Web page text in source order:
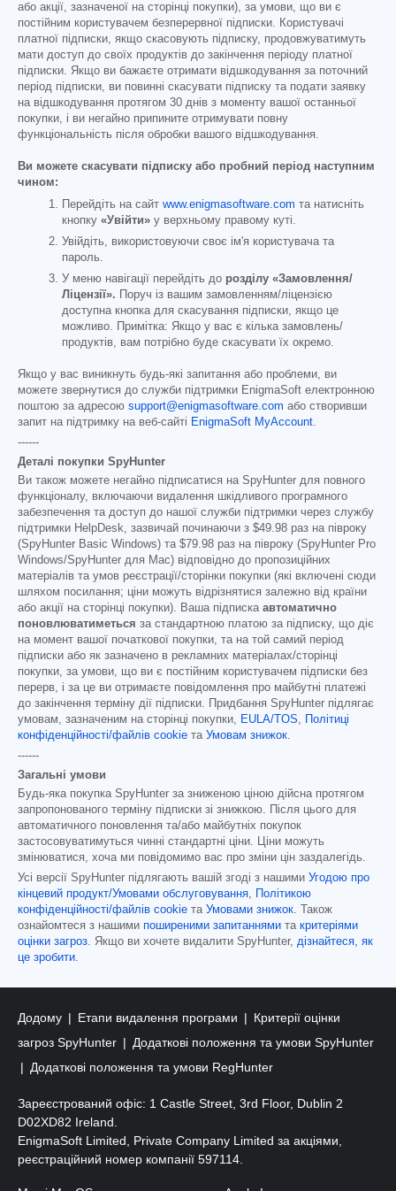
або акції, зазначеної на сторінці покупки), за умови, що ви є
постійним користувачем безперервної підписки. Користувачі
платної підписки, якщо скасовують підписку, продовжуватимуть
мати доступ до своїх продуктів до закінчення періоду платної
підписки. Якщо ви бажаєте отримати відшкодування за поточний
період підписки, ви повинні скасувати підписку та подати заявку
на відшкодування протягом 30 днів з моменту вашої останньої
покупки, і ви негайно припините отримувати повну
функціональність після обробки вашого відшкодування.
Ви можете скасувати підписку або пробний період наступним
чином:
Перейдіть на сайт www.enigmasoftware.com та натисніть
кнопку «Увійти» у верхньому правому куті.
Увійдіть, використовуючи своє ім'я користувача та
пароль.
У меню навігації перейдіть до розділу «Замовлення/
Ліцензії». Поруч із вашим замовленням/ліцензією
доступна кнопка для скасування підписки, якщо це
можливо. Примітка: Якщо у вас є кілька замовлень/
продуктів, вам потрібно буде скасувати їх окремо.
Якщо у вас виникнуть будь-які запитання або проблеми, ви
можете звернутися до служби підтримки EnigmaSoft електронною
поштою за адресою support@enigmasoftware.com або створивши
запит на підтримку на веб-сайті EnigmaSoft MyAccount.
------
Деталі покупки SpyHunter
Ви також можете негайно підписатися на SpyHunter для повного
функціоналу, включаючи видалення шкідливого програмного
забезпечення та доступ до нашої служби підтримки через службу
підтримки HelpDesk, зазвичай починаючи з $49.98 раз на півроку
(SpyHunter Basic Windows) та $79.98 раз на півроку (SpyHunter Pro
Windows/SpyHunter для Mac) відповідно до пропозиційних
матеріалів та умов реєстрації/сторінки покупки (які включені сюди
шляхом посилання; ціни можуть відрізнятися залежно від країни
або акції на сторінці покупки). Ваша підписка автоматично
поновлюватиметься за стандартною платою за підписку, що діє
на момент вашої початкової покупки, та на той самий період
підписки або як зазначено в рекламних матеріалах/сторінці
покупки, за умови, що ви є постійним користувачем підписки без
перерв, і за це ви отримаєте повідомлення про майбутні платежі
до закінчення терміну дії підписки. Придбання SpyHunter підлягає
умовам, зазначеним на сторінці покупки, EULA/TOS,
Політиці
конфіденційності/файлів cookie та Умовам знижок.
------
Загальні умови
Будь-яка покупка SpyHunter за зниженою ціною дійсна протягом
запропонованого терміну підписки зі знижкою. Після цього для
автоматичного поновлення та/або майбутніх покупок
застосовуватимуться чинні стандартні ціни. Ціни можуть
змінюватися, хоча ми повідомимо вас про зміни цін заздалегідь.
Усі версії SpyHunter підлягають вашій згоді з нашими Угодою про
кінцевий продукт/Умовами обслуговування,
Політикою
конфіденційності/файлів cookie та Умовами знижок. Також
ознайомтеся з нашими поширеними запитаннями та критеріями
оцінки загроз. Якщо ви хочете видалити SpyHunter, дізнайтеся, як
це зробити.
Додому Етапи видалення програми
Критерії оцінки
загроз SpyHunter
Додаткові положення та умови SpyHunter
Додаткові положення та умови RegHunter
Зареєстрований офіс: 1 Castle Street, 3rd Floor, Dublin 2
D02XD82 Ireland.
EnigmaSoft Limited, Private Company Limited за акціями,
реєстраційний номер компанії 597114.